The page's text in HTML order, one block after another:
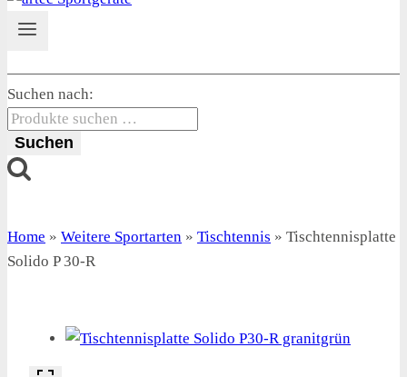
Suchen nach:
Suchen
Home » Weitere Sportarten » Tischtennis » Tischtennisplatte
Solido P 30-R